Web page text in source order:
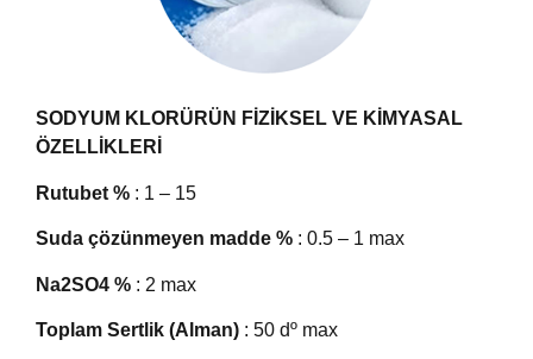
SODYUM KLORÜRÜN FİZİKSEL VE KİMYASAL
ÖZELLİKLERİ
Rutubet % : 1 – 15
Suda çözünmeyen madde % : 0.5 – 1 max
Na2SO4 % : 2 max
Toplam Sertlik (Alman) : 50 dº max